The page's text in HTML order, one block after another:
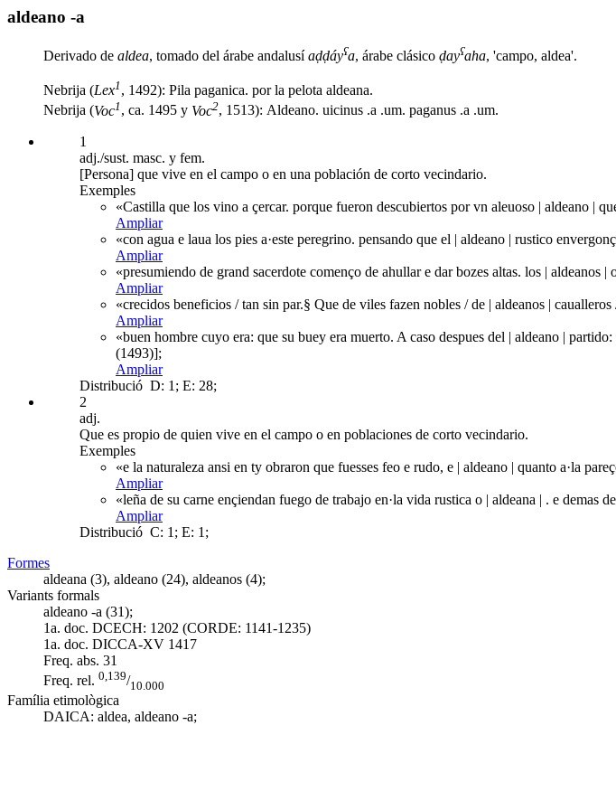
aldeano -a
Derivado de aldea, tomado del árabe andalusíaḍḍáyʕa, árabe clásico ḍayʕaha, 'campo, aldea'.
Nebrija (Lex1 , 1492): Pila paganica. por la pelota aldeana.
Nebrija (Voc1 , ca. 1495 y Voc2, 1513): Aldeano. uicinus .a .um. paganus .a .um.
1
adj./sust. masc. y fem.
[Persona] que vive en el campo o en una población de corto vecindario.
Exemples
«Castilla que los vino a çercar. porque fueron descubiertos por vn aleuoso | aldeano |
Ampliar
«con agua e laua los pies a·este peregrino. pensando que el | aldeano | rustico
Ampliar
«presumiendo de grand sacerdote començo de ahullar e dar bozes altas. los |
Ampliar
«crecidos beneficios / tan sin par.§ Que de viles fazen nobles / de | aldeanos |
Ampliar
«buen hombre cuyo era: que su buey era muerto. A caso despues del | aldeano |
(1493)];
Ampliar
Distribució D: 1; E: 28;
2
adj.
Que es propio de quien vive en el campo o en poblaciones de corto vecindario.
Exemples
«e la naturaleza ansi en ty obraron que fuesses feo e rudo, e | aldeano | quanto a·la
Ampliar
«leña de su carne ençiendan fuego de trabajo en·la vida rustica o | aldeana | . e
Ampliar
Distribució C: 1; E: 1;
Formes
aldeana (3), aldeano (24), aldeanos (4);
Variants formals
aldeano -a (31);
1a. doc. DCECH: 1202 (CORDE: 1141-1235)
1a. doc. DICCA-XV 1417
Freq. abs. 31
Freq. rel. 0,139/10.000
Família etimològica
DAICA: aldea, aldeano -a;